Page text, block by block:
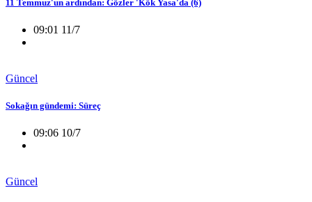
11 Temmuz'un ardından: Gözler 'Kök Yasa'da (6)
09:01 11/7
Güncel
Sokağın gündemi: Süreç
09:06 10/7
Güncel